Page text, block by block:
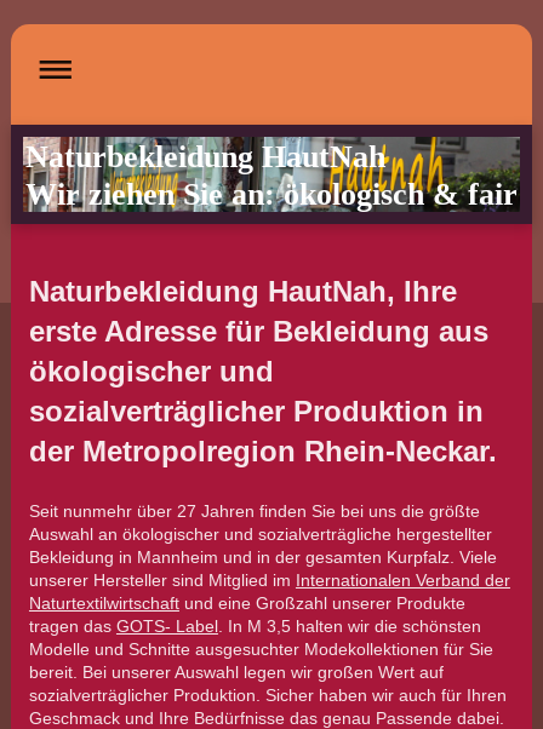
Naturbekleidung HautNah
Wir ziehen Sie an: ökologisch & fair
Naturbekleidung HautNah, Ihre
erste Adresse für Bekleidung aus
ökologischer und
sozialverträglicher Produktion in
der Metropolregion Rhein-Neckar.
Seit nunmehr über 27 Jahren finden Sie bei uns die größte
Auswahl an ökologischer und sozialverträgliche hergestellter
Bekleidung in Mannheim und in der gesamten Kurpfalz. Viele
unserer Hersteller sind Mitglied im Internationalen Verband der
Naturtextilwirtschaftund eine Großzahl unserer Produkte
tragen das GOTS- Label. In M 3,5 halten wir die schönsten
Modelle und Schnitte ausgesuchter Modekollektionen für Sie
bereit. Bei unserer Auswahl legen wir großen Wert auf
sozialverträglicher Produktion. Sicher haben wir auch für Ihren
Geschmack und Ihre Bedürfnisse das genau Passende dabei.